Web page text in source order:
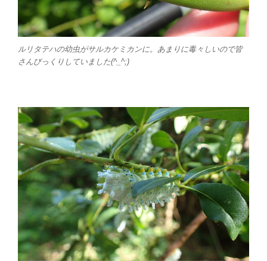
ルリタテハの幼虫がサルカケミカンに。あまりに毒々しいので皆
さんびっくりしていました(^_^;)